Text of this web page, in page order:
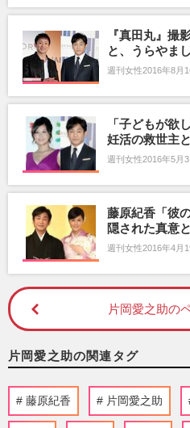
『真田丸』撮
と、うらやま
週刊女性2016年8月
「子どもが欲
妊活の救世主
週刊女性2016年5月
藤原紀香「彼
隠された真意
週刊女性2016年4月
片岡愛之助の
片岡愛之助の関連タグ
藤原紀香 片岡愛之助